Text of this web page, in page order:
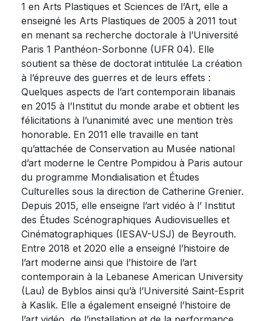
1 en Arts Plastiques et Sciences de l’Art, elle a
enseigné les Arts Plastiques de 2005 à 2011 tout
en menant sa recherche doctorale à l’Université
Paris 1 Panthéon-Sorbonne (UFR 04). Elle
soutient sa thèse de doctorat intitulée La création
à l’épreuve des guerres et de leurs effets :
Quelques aspects de l’art contemporain libanais
en 2015 à l’Institut du monde arabe et obtient les
félicitations à l’unanimité avec une mention très
honorable. En 2011 elle travaille en tant
qu’attachée de Conservation au Musée national
d’art moderne le Centre Pompidou à Paris autour
du programme Mondialisation et Études
Culturelles sous la direction de Catherine Grenier.
Depuis 2015, elle enseigne l’art vidéo à l’ Institut
des Études Scénographiques Audiovisuelles et
Cinématographiques (IESAV-USJ) de Beyrouth.
Entre 2018 et 2020 elle a enseigné l’histoire de
l’art moderne ainsi que l’histoire de l’art
contemporain à la Lebanese American University
(Lau) de Byblos ainsi qu’à l’Université Saint-Esprit
à Kaslik. Elle a également enseigné l’histoire de